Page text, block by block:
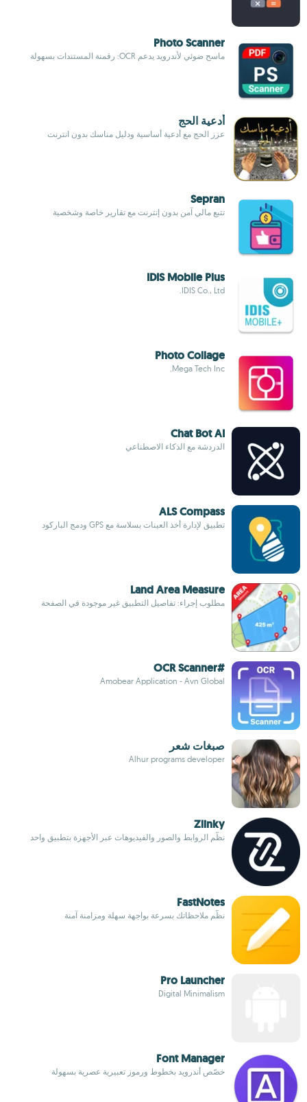
Photo Scanner
ماسح ضوئي لأندرويد يدعم OCR: رقمنة المستندات بسهولة
أدعية الحج
عزز الحج مع أدعية أساسية ودليل مناسك بدون انترنت
Sepran
تتبع مالي آمن بدون إنترنت مع تقارير خاصة وشخصية
IDIS Mobile Plus
IDIS Co., Ltd.
Photo Collage
Mega Tech Inc.
Chat Bot AI
الدردشة مع الذكاء الاصطناعي
ALS Compass
تطبيق لإدارة أخذ العينات بسلاسة مع GPS ودمج الباركود
Land Area Measure
مطلوب إجراء: تفاصيل التطبيق غير موجودة في الصفحة
#OCR Scanner
Amobear Application - Avn Global
صبغات شعر
Alhur programs developer
Zlinky
نظّم الروابط والصور والفيديوهات عبر الأجهزة بتطبيق واحد
FastNotes
نظّم ملاحظاتك بسرعة بواجهة سهلة ومزامنة آمنة
Pro Launcher
Digital Minimalism
Font Manager
خصّص أندرويد بخطوط ورموز تعبيرية عصرية بسهولة